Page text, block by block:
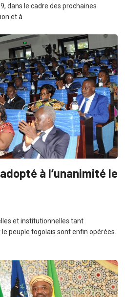
dans le cadre des prochaines
et à
à l’unanimité le
et institutionnelles tant
peuple togolais sont enfin opérées.